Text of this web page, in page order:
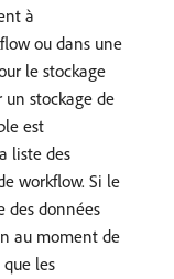
à
ou dans une
le stockage
stockage de
est
liste des
workflow. Si le
des données
au moment de
que les